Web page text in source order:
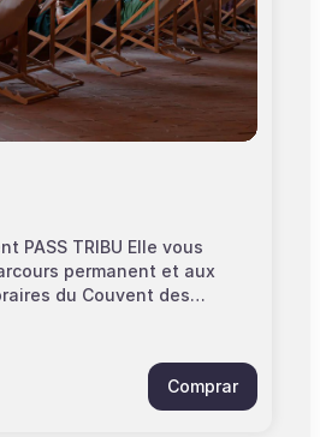
TRIBU Elle vous
permanent et aux
du Couvent des
personnelle et
de 6 personnes
à vous munir de billets
pour éviter l'attente en
Comprar